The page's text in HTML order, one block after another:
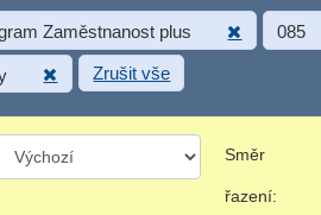
Zaměstnanost plus 085
Zrušit vše
Směr
řazení: